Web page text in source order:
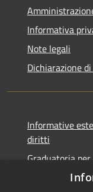
Informativa
Note legali
Dichiarazione
Informative
diritti
Graduatoria